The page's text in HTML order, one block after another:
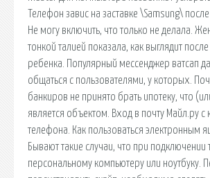
Телефон завис на заставке \Samsung\
Не могу включить, что только не делала.
тонкой талией показала, как выглядит
ребенка. Популярный мессенджер ватсап
общаться с пользователями, у которых.
банкиров не принято брать ипотеку, что
является объектом. Вход в почту Майл.ру с
телефона. Как пользоваться электронным
Бывают такие случаи, что при подключении
персональному компьютеру или ноутбуку.